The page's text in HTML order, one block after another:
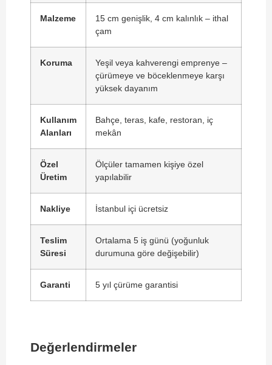
Malzeme
15 cm genişlik, 4 cm kalınlık – ithal
çam
Koruma
Yeşil veya kahverengi emprenye –
çürümeye ve böceklenmeye karşı
yüksek dayanım
Kullanım
Alanları
Bahçe, teras, kafe, restoran, iç
mekân
Özel
Üretim
Ölçüler tamamen kişiye özel
yapılabilir
Nakliye İstanbul içi ücretsiz
Teslim
Süresi
Ortalama 5 iş günü (yoğunluk
durumuna göre değişebilir)
Garanti 5 yıl çürüme garantisi
Değerlendirmeler